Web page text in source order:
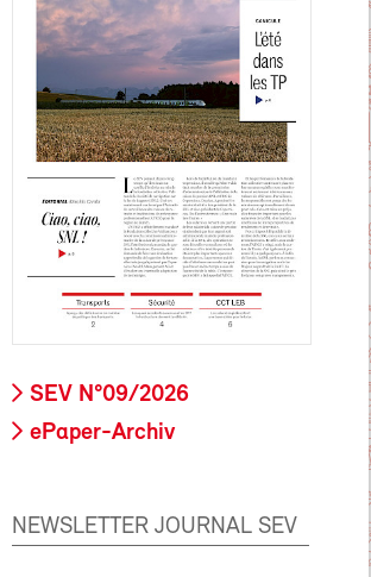
SEV N°09/2026
ePaper-Archiv
NEWSLETTER JOURNAL SEV